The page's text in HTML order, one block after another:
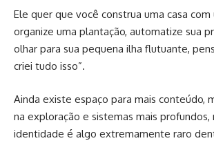
Ele quer que você construa uma casa
organize uma plantação, automatize sua
olhar para sua pequena ilha flutuante,
criei tudo isso”.
Ainda existe espaço para mais conteúdo,
na exploração e sistemas mais profundos,
identidade é algo extremamente raro